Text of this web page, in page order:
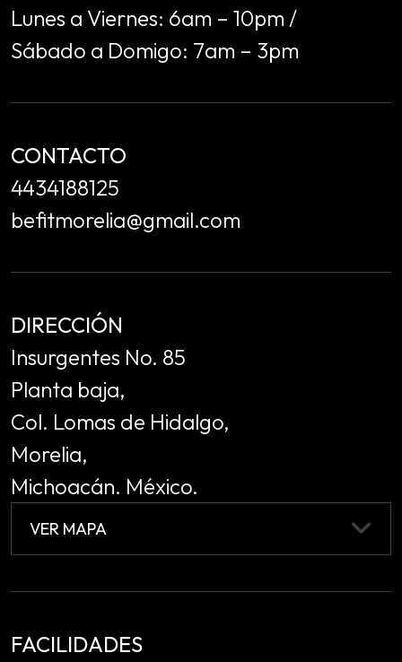
Lunes a Viernes: 6am – 10pm /
Sábado a Domigo: 7am – 3pm
CONTACTO
4434188125
befitmorelia@gmail.com
DIRECCIÓN
Insurgentes No. 85
Planta baja,
Col. Lomas de Hidalgo,
Morelia,
Michoacán. México.
VER MAPA
FACILIDADES